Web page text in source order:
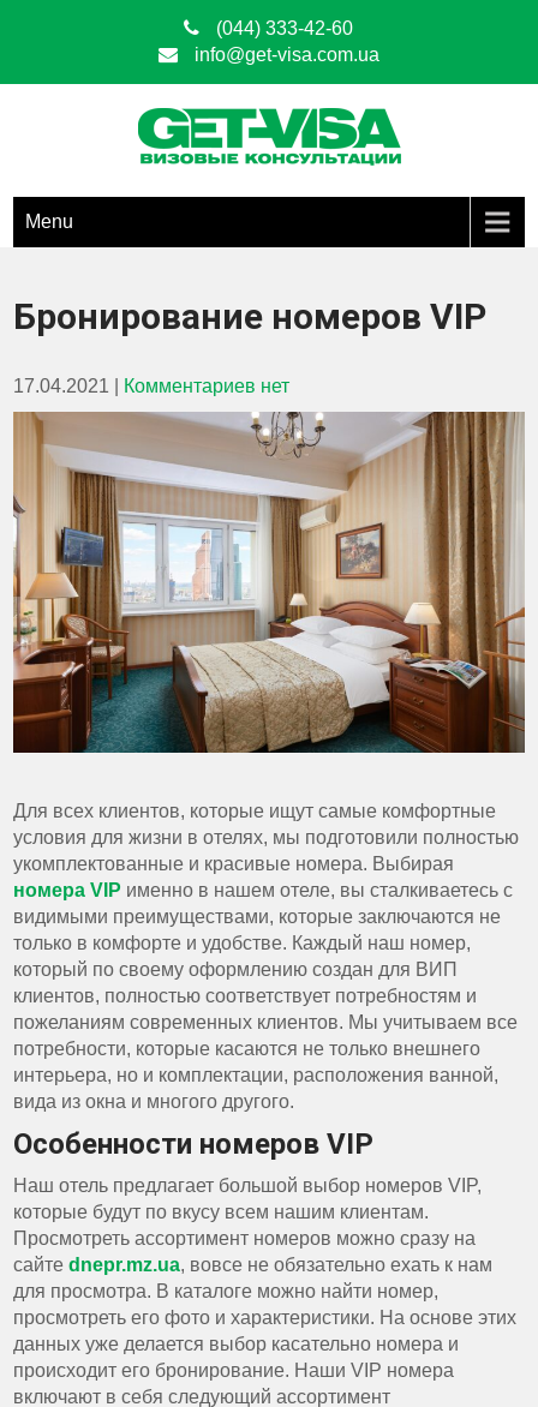
(044) 333-42-60
info@get-visa.com.ua
Get Visa
УКРАИНЫ
Menu
Бронирование номеров VIP
17.04.2021 Комментариев нет
Для всех клиентов, которые ищут самые комфортные
условия для жизни в отелях, мы подготовили полностью
укомплектованные и красивые номера. Выбирая
номера VIP именно в нашем отеле, вы сталкиваетесь с
видимыми преимуществами, которые заключаются не
только в комфорте и удобстве. Каждый наш номер,
который по своему оформлению создан для ВИП
клиентов, полностью соответствует потребностям и
пожеланиям современных клиентов. Мы учитываем все
потребности, которые касаются не только внешнего
интерьера, но и комплектации, расположения ванной,
вида из окна и многого другого.
Особенности номеров VIP
Наш отель предлагает большой выбор номеров VIP,
которые будут по вкусу всем нашим клиентам.
Просмотреть ассортимент номеров можно сразу на
сайтеdnepr.mz.ua, вовсе не обязательно ехать к нам
для просмотра. В каталоге можно найти номер,
просмотреть его фото и характеристики. На основе этих
данных уже делается выбор касательно номера и
происходит его бронирование. Наши VIP номера
включают в себя следующий ассортимент